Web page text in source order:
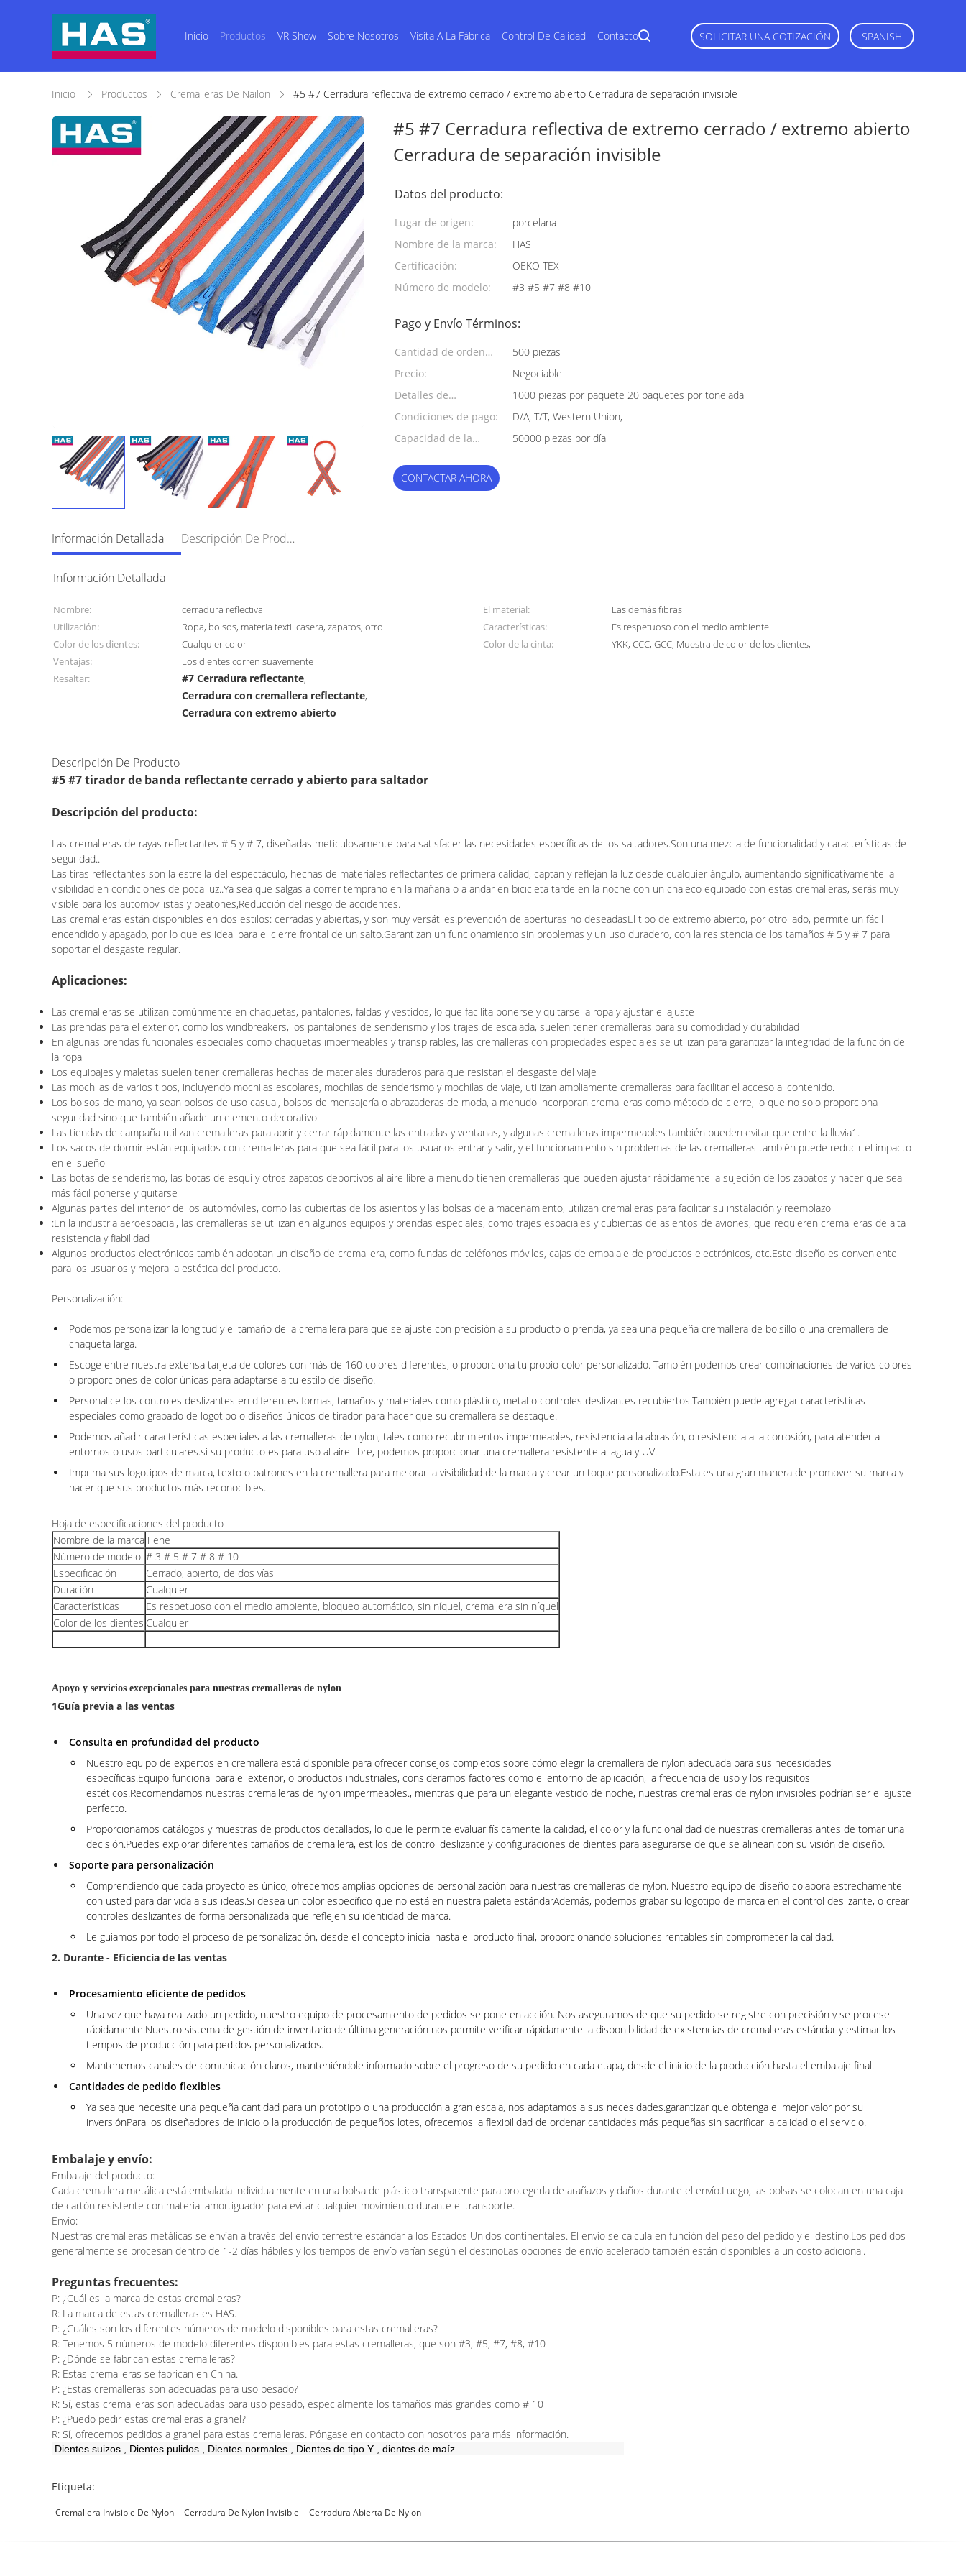
Inicio Productos VR Show Sobre Nosotros Visita A La Fábrica Control De Calidad Contacto SOLICITAR UNA COTIZACIÓN SPANISH
Inicio Productos Cremalleras De Nailon #5 #7 Cerradura reflectiva de extremo cerrado / extremo abierto Cerradura de separación invisible
#5 #7 Cerradura reflectiva de extremo cerrado / extremo abierto
Cerradura de separación invisible
Datos del producto:
Lugar de origen:
porcelana
Nombre de la marca:
HAS
Certificación:
OEKO TEX
Número de modelo:
#3 #5 #7 #8 #10
Pago y Envío Términos:
Cantidad de orden
mínima:
500 piezas
Precio:
Negociable
Detalles de
empaquetado:
1000 piezas por paquete 20 paquetes por tonelada
Condiciones de pago:
D/A, T/T, Western Union,
Capacidad de la
50000 piezas por día
CONTACTAR AHORA
Información Detallada Descripción De Producto
Información Detallada
Nombre: cerradura reflectiva El material:
Las demás fibras
Utilización:
Ropa, bolsos, materia textil casera, zapatos, otro Características:
Es respetuoso con el medio ambiente
Color de los dientes:
Cualquier color Color de la cinta:
YKK, CCC, GCC, Muestra de color de los clientes,
Ventajas:
Los dientes corren suavemente
Resaltar:
#7 Cerradura reflectante,
Cerradura con cremallera reflectante,
Cerradura con extremo abierto
Descripción De Producto
#5 #7 tirador de banda reflectante cerrado y abierto para saltador
Descripción del producto:
Las cremalleras de rayas reflectantes # 5 y # 7, diseñadas meticulosamente para satisfacer las necesidades específicas de los saltadores.Son una mezcla de funcionalidad y características de
seguridad..
Las tiras reflectantes son la estrella del espectáculo, hechas de materiales reflectantes de primera calidad, captan y reflejan la luz desde cualquier ángulo, aumentando significativamente la
visibilidad en condiciones de poca luz..Ya sea que salgas a correr temprano en la mañana o a andar en bicicleta tarde en la noche con un chaleco equipado con estas cremalleras, serás muy
visible para los automovilistas y peatones,Reducción del riesgo de accidentes.
Las cremalleras están disponibles en dos estilos: cerradas y abiertas, y son muy versátiles.prevención de aberturas no deseadasEl tipo de extremo abierto, por otro lado, permite un fácil
encendido y apagado, por lo que es ideal para el cierre frontal de un salto.Garantizan un funcionamiento sin problemas y un uso duradero, con la resistencia de los tamaños # 5 y # 7 para
soportar el desgaste regular.
Aplicaciones:
Las cremalleras se utilizan comúnmente en chaquetas, pantalones, faldas y vestidos, lo que facilita ponerse y quitarse la ropa y ajustar el ajuste
Las prendas para el exterior, como los windbreakers, los pantalones de senderismo y los trajes de escalada, suelen tener cremalleras para su comodidad y durabilidad
En algunas prendas funcionales especiales como chaquetas impermeables y transpirables, las cremalleras con propiedades especiales se utilizan para garantizar la integridad de la función de
la ropa
Los equipajes y maletas suelen tener cremalleras hechas de materiales duraderos para que resistan el desgaste del viaje
Las mochilas de varios tipos, incluyendo mochilas escolares, mochilas de senderismo y mochilas de viaje, utilizan ampliamente cremalleras para facilitar el acceso al contenido.
Los bolsos de mano, ya sean bolsos de uso casual, bolsos de mensajería o abrazaderas de moda, a menudo incorporan cremalleras como método de cierre, lo que no solo proporciona
seguridad sino que también añade un elemento decorativo
Las tiendas de campaña utilizan cremalleras para abrir y cerrar rápidamente las entradas y ventanas, y algunas cremalleras impermeables también pueden evitar que entre la lluvia1.
Los sacos de dormir están equipados con cremalleras para que sea fácil para los usuarios entrar y salir, y el funcionamiento sin problemas de las cremalleras también puede reducir el impacto
en el sueño
Las botas de senderismo, las botas de esquí y otros zapatos deportivos al aire libre a menudo tienen cremalleras que pueden ajustar rápidamente la sujeción de los zapatos y hacer que sea
más fácil ponerse y quitarse
Algunas partes del interior de los automóviles, como las cubiertas de los asientos y las bolsas de almacenamiento, utilizan cremalleras para facilitar su instalación y reemplazo
:En la industria aeroespacial, las cremalleras se utilizan en algunos equipos y prendas especiales, como trajes espaciales y cubiertas de asientos de aviones, que requieren cremalleras de alta
resistencia y fiabilidad
Algunos productos electrónicos también adoptan un diseño de cremallera, como fundas de teléfonos móviles, cajas de embalaje de productos electrónicos, etc.Este diseño es conveniente
para los usuarios y mejora la estética del producto.
Personalización:
Podemos personalizar la longitud y el tamaño de la cremallera para que se ajuste con precisión a su producto o prenda, ya sea una pequeña cremallera de bolsillo o una cremallera de
chaqueta larga.
Escoge entre nuestra extensa tarjeta de colores con más de 160 colores diferentes, o proporciona tu propio color personalizado. También podemos crear combinaciones de varios colores
o proporciones de color únicas para adaptarse a tu estilo de diseño.
Personalice los controles deslizantes en diferentes formas, tamaños y materiales como plástico, metal o controles deslizantes recubiertos.También puede agregar características
especiales como grabado de logotipo o diseños únicos de tirador para hacer que su cremallera se destaque.
Podemos añadir características especiales a las cremalleras de nylon, tales como recubrimientos impermeables, resistencia a la abrasión, o resistencia a la corrosión, para atender a
entornos o usos particulares.si su producto es para uso al aire libre, podemos proporcionar una cremallera resistente al agua y UV.
Imprima sus logotipos de marca, texto o patrones en la cremallera para mejorar la visibilidad de la marca y crear un toque personalizado.Esta es una gran manera de promover su marca y
hacer que sus productos más reconocibles.
Hoja de especificaciones del producto
Nombre de la marcaTiene
Número de modelo # 3 # 5 # 7 # 8 # 10
Especificación
Cerrado, abierto, de dos vías
Duración
Cualquier
Características
Es respetuoso con el medio ambiente, bloqueo automático, sin níquel, cremallera sin níquel
Color de los dientes Cualquier
Apoyo y servicios excepcionales para nuestras cremalleras de nylon
1Guía previa a las ventas
Consulta en profundidad del producto
Nuestro equipo de expertos en cremallera está disponible para ofrecer consejos completos sobre cómo elegir la cremallera de nylon adecuada para sus necesidades
específicas.Equipo funcional para el exterior, o productos industriales, consideramos factores como el entorno de aplicación, la frecuencia de uso y los requisitos
estéticos.Recomendamos nuestras cremalleras de nylon impermeables., mientras que para un elegante vestido de noche, nuestras cremalleras de nylon invisibles podrían ser el ajuste
perfecto.
Proporcionamos catálogos y muestras de productos detallados, lo que le permite evaluar físicamente la calidad, el color y la funcionalidad de nuestras cremalleras antes de tomar una
decisión.Puedes explorar diferentes tamaños de cremallera, estilos de control deslizante y configuraciones de dientes para asegurarse de que se alinean con su visión de diseño.
Soporte para personalización
Comprendiendo que cada proyecto es único, ofrecemos amplias opciones de personalización para nuestras cremalleras de nylon. Nuestro equipo de diseño colabora estrechamente
con usted para dar vida a sus ideas.Si desea un color específico que no está en nuestra paleta estándarAdemás, podemos grabar su logotipo de marca en el control deslizante, o crear
controles deslizantes de forma personalizada que reflejen su identidad de marca.
Le guiamos por todo el proceso de personalización, desde el concepto inicial hasta el producto final, proporcionando soluciones rentables sin comprometer la calidad.
2. Durante - Eficiencia de las ventas
Procesamiento eficiente de pedidos
Una vez que haya realizado un pedido, nuestro equipo de procesamiento de pedidos se pone en acción. Nos aseguramos de que su pedido se registre con precisión y se procese
rápidamente.Nuestro sistema de gestión de inventario de última generación nos permite verificar rápidamente la disponibilidad de existencias de cremalleras estándar y estimar los
tiempos de producción para pedidos personalizados.
Mantenemos canales de comunicación claros, manteniéndole informado sobre el progreso de su pedido en cada etapa, desde el inicio de la producción hasta el embalaje final.
Cantidades de pedido flexibles
Ya sea que necesite una pequeña cantidad para un prototipo o una producción a gran escala, nos adaptamos a sus necesidades.garantizar que obtenga el mejor valor por su
inversiónPara los diseñadores de inicio o la producción de pequeños lotes, ofrecemos la flexibilidad de ordenar cantidades más pequeñas sin sacrificar la calidad o el servicio.
Embalaje y envío:
Embalaje del producto:
Cada cremallera metálica está embalada individualmente en una bolsa de plástico transparente para protegerla de arañazos y daños durante el envío.Luego, las bolsas se colocan en una caja
de cartón resistente con material amortiguador para evitar cualquier movimiento durante el transporte.
Envío:
Nuestras cremalleras metálicas se envían a través del envío terrestre estándar a los Estados Unidos continentales. El envío se calcula en función del peso del pedido y el destino.Los pedidos
generalmente se procesan dentro de 1-2 días hábiles y los tiempos de envío varían según el destinoLas opciones de envío acelerado también están disponibles a un costo adicional.
Preguntas frecuentes:
P: ¿Cuál es la marca de estas cremalleras?
R: La marca de estas cremalleras es HAS.
P: ¿Cuáles son los diferentes números de modelo disponibles para estas cremalleras?
R: Tenemos 5 números de modelo diferentes disponibles para estas cremalleras, que son #3, #5, #7, #8, #10
P: ¿Dónde se fabrican estas cremalleras?
R: Estas cremalleras se fabrican en China.
P: ¿Estas cremalleras son adecuadas para uso pesado?
R: Sí, estas cremalleras son adecuadas para uso pesado, especialmente los tamaños más grandes como # 10
P: ¿Puedo pedir estas cremalleras a granel?
R: Sí, ofrecemos pedidos a granel para estas cremalleras. Póngase en contacto con nosotros para más información.
Dientes suizos , Dientes pulidos , Dientes normales , Dientes de tipo Y , dientes de maíz
Etiqueta:
Cremallera Invisible De Nylon Cerradura De Nylon Invisible Cerradura Abierta De Nylon